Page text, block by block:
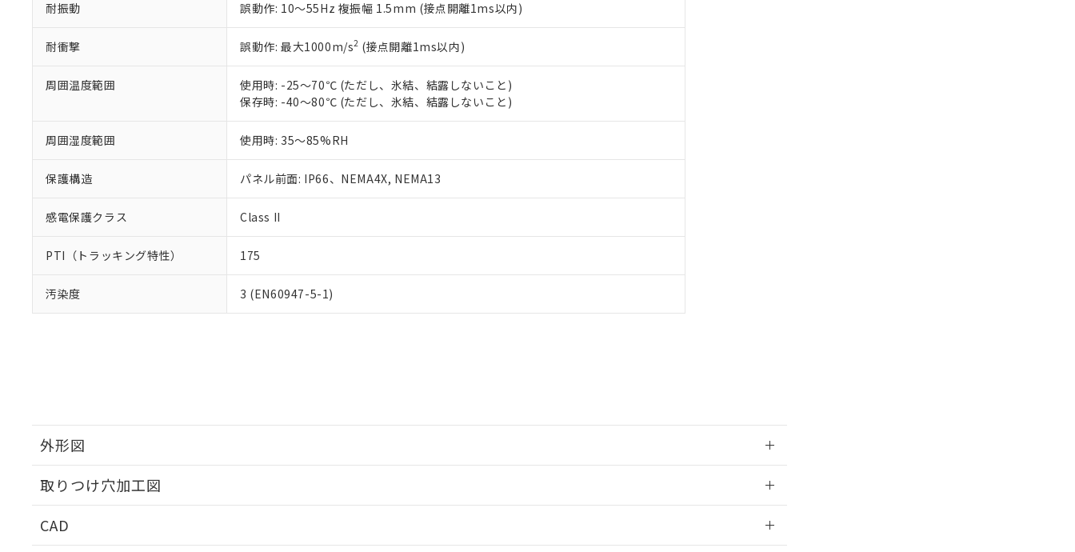
耐振動 誤動作: 10～55Hz 複振幅 1.5mm (接点開離1ms以内)
耐衝撃 誤動作: 最大1000m/s2 (接点開離1ms以内)
周囲温度範囲
使用時: -25～70℃ (ただし、氷結、結露しないこと)
保存時: -40～80℃ (ただし、氷結、結露しないこと)
周囲湿度範囲 使用時: 35～85%RH
保護構造 パネル前面: IP66、NEMA4X, NEMA13
感電保護クラス Class II
PTI（トラッキング特性） 175
汚染度 3 (EN60947-5-1)
外形図
取りつけ穴加工図
CAD
混在することから備考欄に対応日を記載しておりました。
り割愛しております。